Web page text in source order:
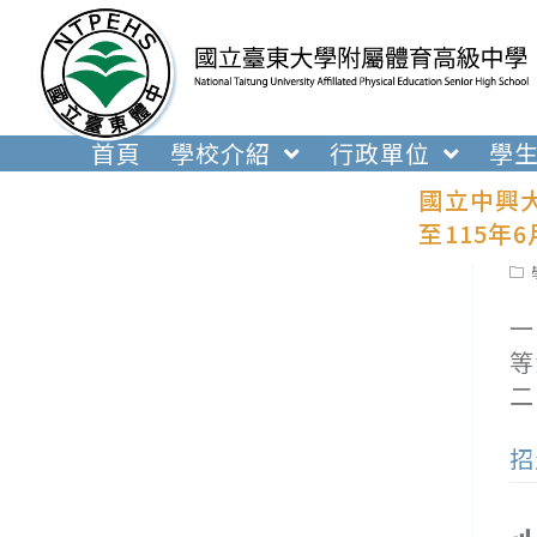
內
首頁 學校介紹 行政單位 學
國立中興
至115年6